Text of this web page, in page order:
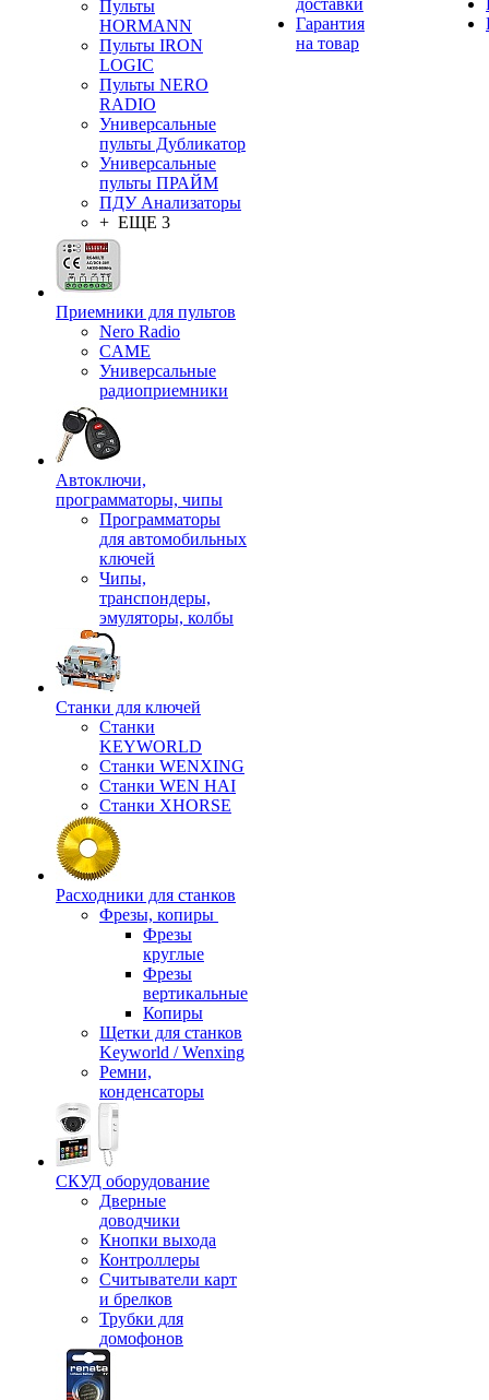
Пульты
HORMANN
Пульты IRON
LOGIC
Пульты NERO
RADIO
Универсальные
пульты Дубликатор
Универсальные
пульты ПРАЙМ
ПДУ Анализаторы
+ ЕЩЕ 3
Приемники для пультов
Nero Radio
CAME
Универсальные
радиоприемники
Автоключи,
программаторы, чипы
Программаторы
для автомобильных
ключей
Чипы,
транспондеры,
эмуляторы, колбы
Станки для ключей
Станки
KEYWORLD
Станки WENXING
Станки WEN HAI
Станки XHORSE
Расходники для станков
Фрезы, копиры
Фрезы
круглые
Фрезы
вертикальные
Копиры
Щетки для станков
Keyworld / Wenxing
Ремни,
конденсаторы
СКУД оборудование
Дверные
доводчики
Кнопки выхода
Контроллеры
Считыватели карт
и брелков
Трубки для
домофонов
доставки
Гарантия
на товар